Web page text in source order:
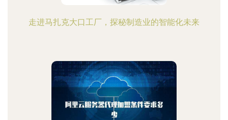
走进马扎克大口工厂，探秘制造业的智能化未来